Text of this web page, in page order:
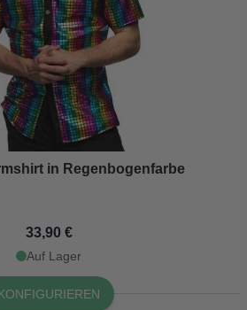
in Regenbogenfarbe
33,90 €
Auf Lager